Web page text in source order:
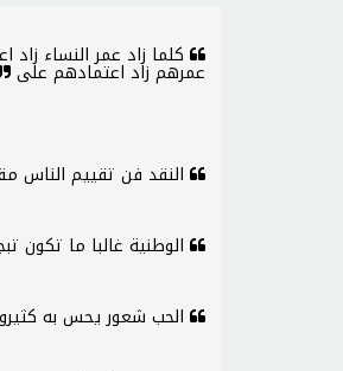
كلما زاد عمر النساء
عمرهم زاد اعتمادهم على
النقد فن تقييم الناس
الوطنية غالبا ما تكون
الحب شعور يحس به